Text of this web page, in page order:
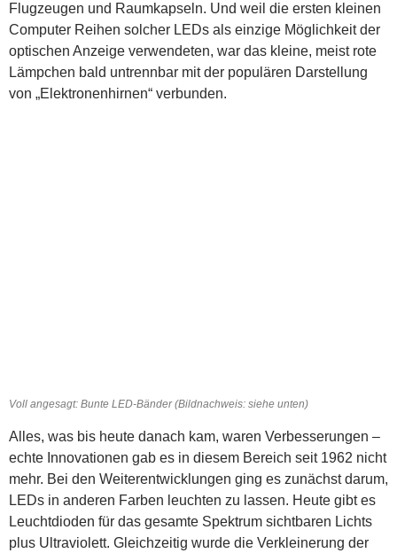
Flugzeugen und Raumkapseln. Und weil die ersten kleinen
Computer Reihen solcher LEDs als einzige Möglichkeit der
optischen Anzeige verwendeten, war das kleine, meist rote
Lämpchen bald untrennbar mit der populären Darstellung
von „Elektronenhirnen“ verbunden.
Voll angesagt: Bunte LED-Bänder (Bildnachweis: siehe unten)
Alles, was bis heute danach kam, waren Verbesserungen –
echte Innovationen gab es in diesem Bereich seit 1962 nicht
mehr. Bei den Weiterentwicklungen ging es zunächst darum,
LEDs in anderen Farben leuchten zu lassen. Heute gibt es
Leuchtdioden für das gesamte Spektrum sichtbaren Lichts
plus Ultraviolett. Gleichzeitig wurde die Verkleinerung der